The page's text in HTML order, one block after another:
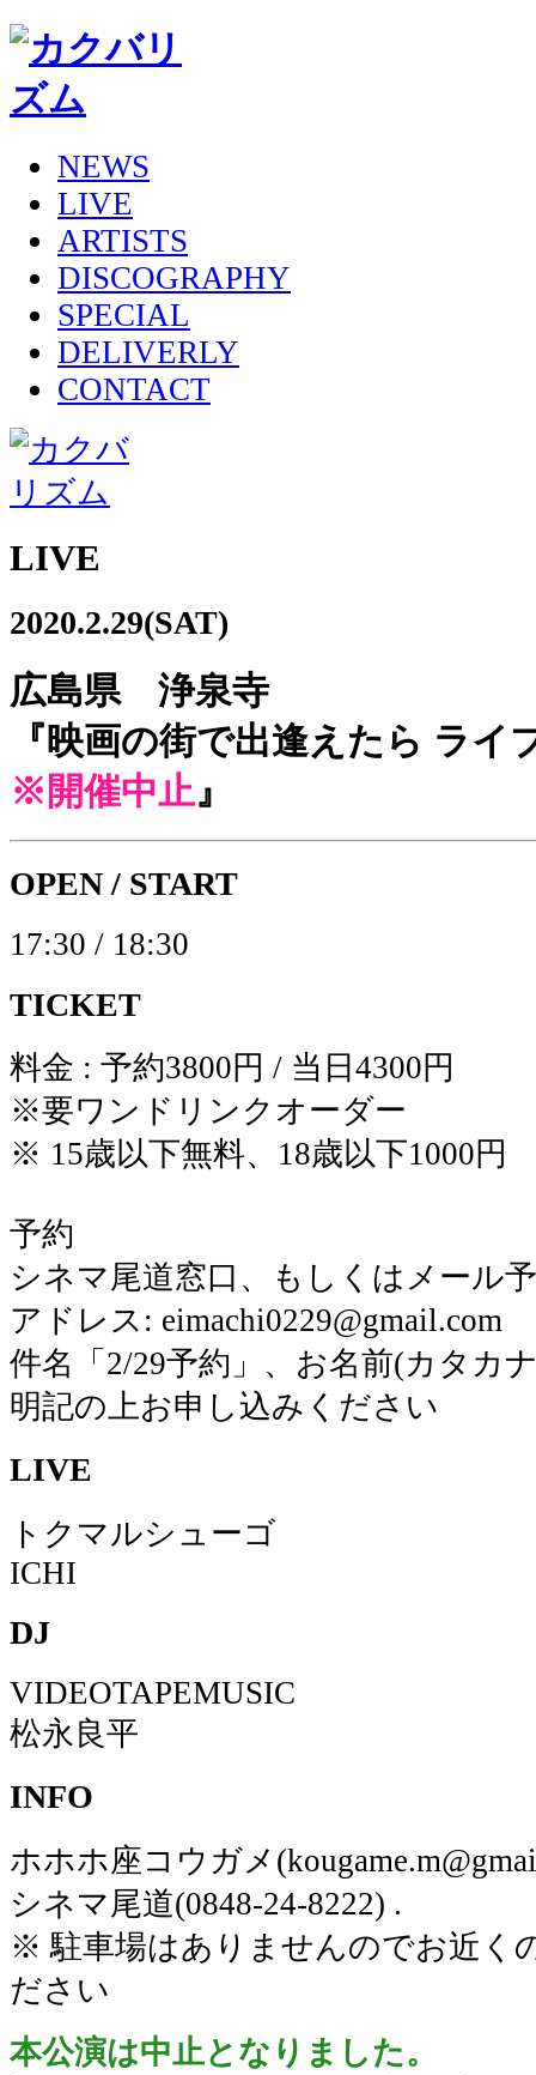
NEWS
LIVE
ARTISTS
DISCOGRAPHY
SPECIAL
DELIVERLY
CONTACT
LIVE
2020.2.29(SAT)
広島県 浄泉寺
『映画の街で出逢えたら ライ
※開催中止』
OPEN / START
17:30 / 18:30
TICKET
料金 : 予約3800円 / 当日4300円
※要ワンドリンクオーダー
※ 15歳以下無料、18歳以下1000円
予約
シネマ尾道窓口、もしくはメール
アドレス: eimachi0229@gmail.com
件名「2/29予約」、お名前(カタカ
明記の上お申し込みください
LIVE
トクマルシューゴ
ICHI
DJ
VIDEOTAPEMUSIC
松永良平
INFO
ホホホ座コウガメ
シネマ尾道(0848-24-8222) .
※ 駐車場はありませんのでお近く
ださい
本公演は中止となりました。